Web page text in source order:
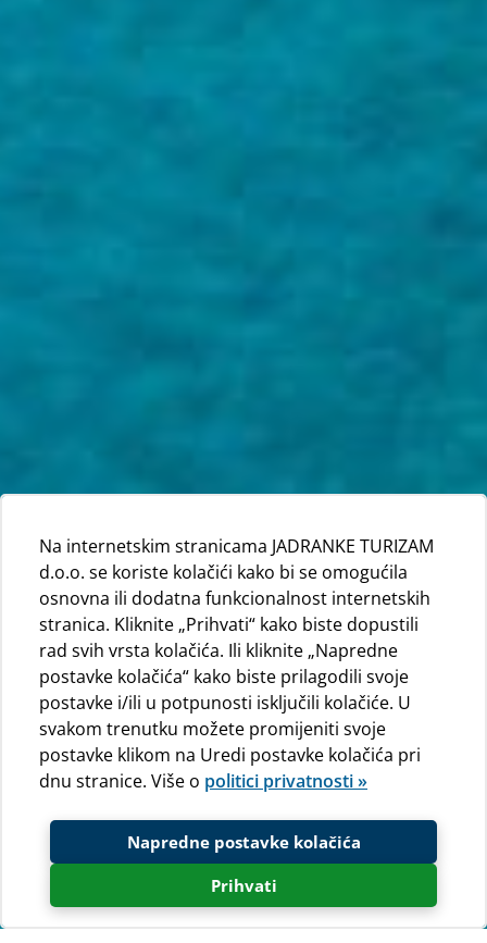
Na internetskim stranicama JADRANKE TURIZAM
d.o.o. se koriste kolačići kako bi se omogućila
osnovna ili dodatna funkcionalnost internetskih
stranica. Kliknite „Prihvati“ kako biste dopustili
rad svih vrsta kolačića. Ili kliknite „Napredne
postavke kolačića“ kako biste prilagodili svoje
postavke i/ili u potpunosti isključili kolačiće. U
svakom trenutku možete promijeniti svoje
postavke klikom na Uredi postavke kolačića pri
dnu stranice. Više o politici privatnosti »
Napredne postavke kolačića
Prihvati